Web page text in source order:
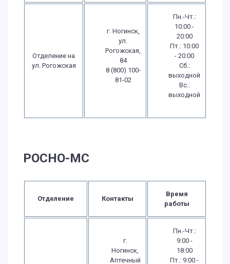
Отделение на
ул. Рогожская
г. Ногинск,
ул.
Рогожская,
84
8 (800) 100-
81-02
Пн.-Чт.:
10:00 -
20:00
Пт.: 10:00
- 20:00
Сб.:
выходной
Вс.:
выходной
РОСНО-МС
Отделение Контакты
Время
работы
г.
Ногинск,
Аптечный
Пн.-Чт.:
9:00 -
18:00
Пт.: 9:00 -